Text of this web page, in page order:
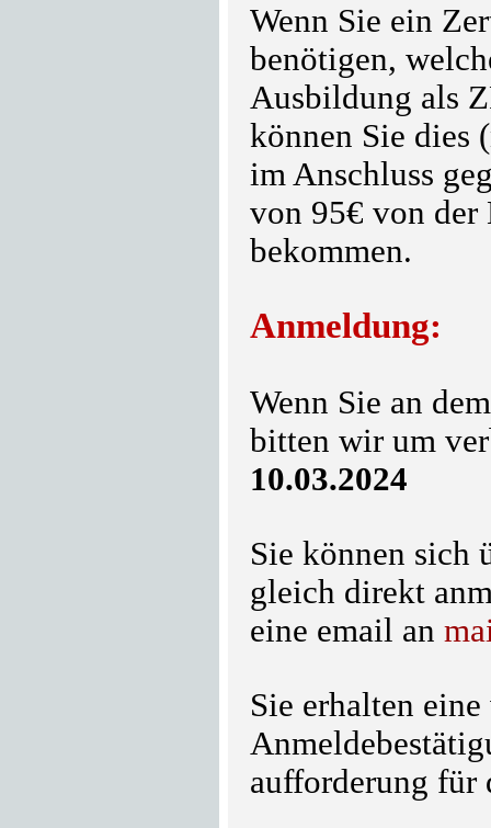
Wenn Sie ein
benötigen,
Ausbildung als
können Sie dies
im Anschluss
von 95€ von der
bekommen.
Anmeldung:
Wenn Sie an
bitten wir um
10.03.2024
Sie können sich
gleich direkt
eine email an
Sie erhalten
aufforderung für